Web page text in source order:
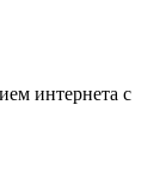
интернета с